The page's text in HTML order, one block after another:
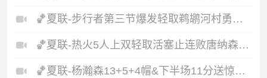
🏀夏联-步行者第三节爆发轻取鹈鹕河村勇辉5+5+12斯劳森22分
🏀夏联-热火5人上双轻取活塞止连败唐纳森20+8+10奥科里27分
🏀夏联-杨瀚森13+5+4帽&下半场11分送惊艳妙传开拓者力克掘金